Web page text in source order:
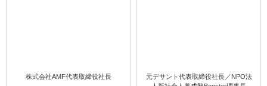
株式会社AMF代表取締役社長
元デサント代表取締役社長／NPO法